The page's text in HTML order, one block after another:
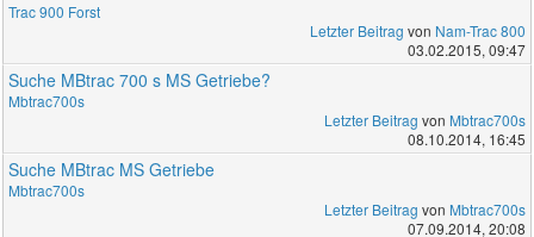
Trac 900 Forst
Letzter Beitrag von Nam-Trac 800
03.02.2015, 09:47
Suche MBtrac 700 s MS Getriebe?
Mbtrac700s
Letzter Beitrag von Mbtrac700s
08.10.2014, 16:45
Suche MBtrac MS Getriebe
Mbtrac700s
Letzter Beitrag von Mbtrac700s
07.09.2014, 20:08